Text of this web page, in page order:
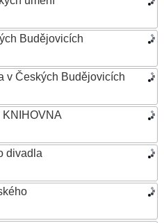
Budějovicích
v Českých Budějovicích
KNIHOVNA
divadla